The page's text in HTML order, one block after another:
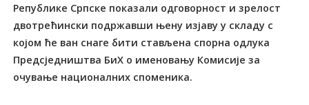
Републике Српске показали одговорност и зрелост
двотрећински подржавши њену изјаву у складу с
којом ће ван снаге бити стављена спорна одлука
Предсједништва БиХ о именовању Комисије за
очување националних споменика.